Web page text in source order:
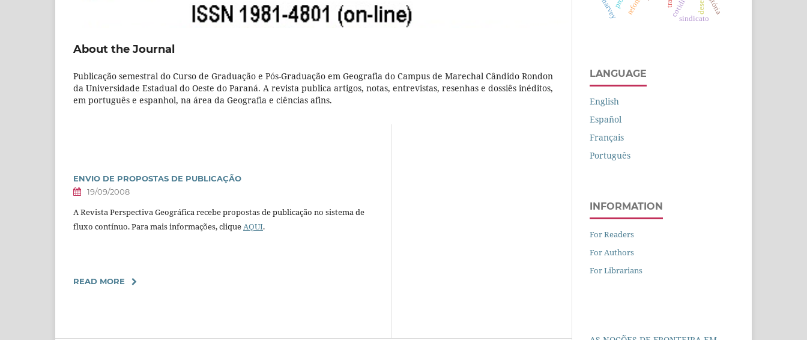
About the Journal
Publicação semestral do Curso de Graduação e Pós-Graduação em Geografia do Campus de Marechal Cândido Rondon
da Universidade Estadual do Oeste do Paraná. A revista publica artigos, notas, entrevistas, resenhas e dossiês inéditos,
em português e espanhol, na área da Geografia e ciências afins.
ENVIO DE PROPOSTAS DE PUBLICAÇÃO
19/09/2008
A Revista Perspectiva Geográfica recebe propostas de publicação no sistema de
fluxo contínuo. Para mais informações, clique AQUI.
READ MORE
sindicato
harvey
LANGUAGE
English
Español
Français
Português
INFORMATION
For Readers
For Authors
For Librarians